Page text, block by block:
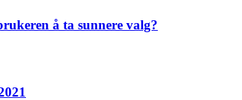
å ta sunnere valg?